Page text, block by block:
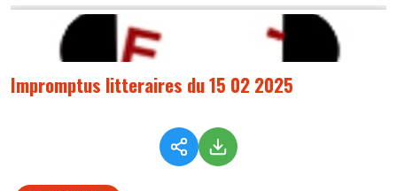
Impromptus litteraires du 15 02 2025